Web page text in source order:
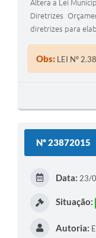
Altera a Lei
Diretrizes
diretrizes para
Obs: LEI Nº
Nº 23872015
Data: 23/
Situação:
Autoria: